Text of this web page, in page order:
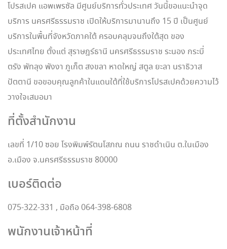
โปรสเปค แอพเพรซัล มีศูนย์บริการทั่วประเทศ วันนี้ขอแนะนำจุด
บริการ นครศรีธรรมราช เปิดให้บริการมานานถึง 15 ปี เป็นศูนย์
บริการในพื้นที่จังหวัดภาคใต้ ครอบคลุมจนถึงใต้สุด ของ
ประเทศไทย ตั้งแต่ สุราษฎร์ธานี นครศรีธรรมราช ระนอง กระบี่
ตรัง พัทลุง พังงา ภูเก็ต สงขลา หาดใหญ่ สตูล ยะลา นราธิวาส
ปัตตานี ขอขอบคุณลูกค้าในแดนใต้ที่ใช้บริการโปรสเปคด้วยความไว้
วางใจเสมอมา
ที่ตั้งสำนักงาน
เลขที่ 1/10 ซอย โรงพิมพ์รัตนโสภณ ถนน ราชดำเนิน ต.ในเมือง
อ.เมือง จ.นครศรีธรรมราช 80000
เบอร์ติดต่อ
075-322-331 , มือถือ 064-398-6808
พนักงานเจ้าหน้าที่